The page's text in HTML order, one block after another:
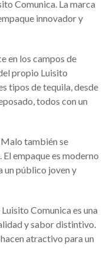
Comunica. La marca
innovador y
en los campos de
propio Luisito
tipos de tequila, desde
todos con un
Malo también se
empaque es moderno
un público joven y
Comunica es una
y sabor distintivo.
atractivo para un